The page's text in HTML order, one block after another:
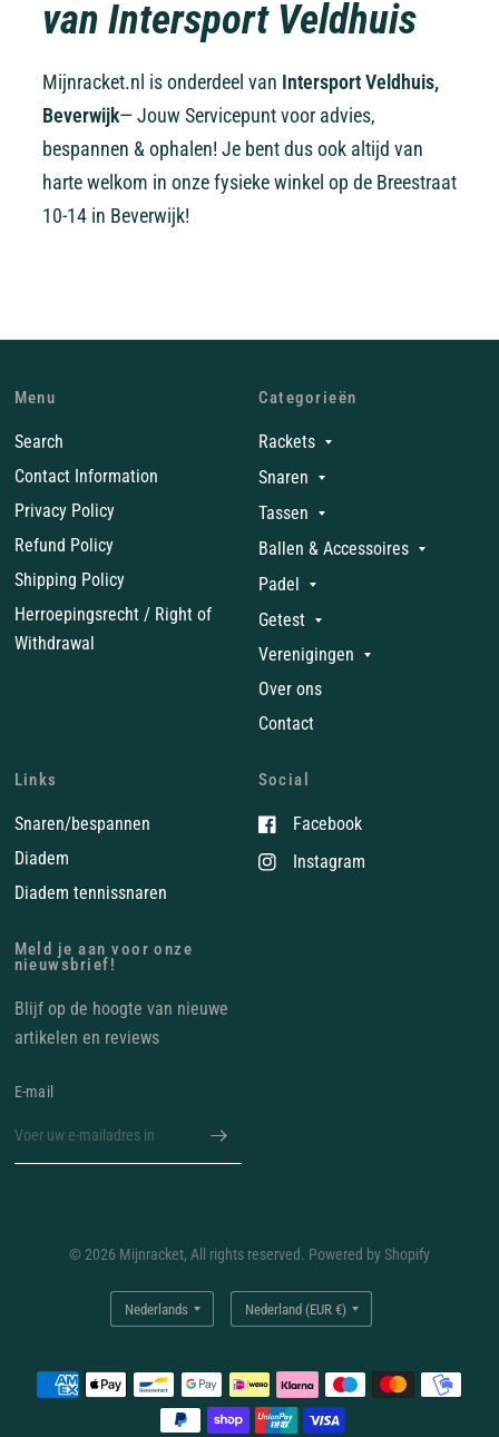
van Intersport Veldhuis
Mijnracket.nl is onderdeel van Intersport Veldhuis,
Beverwijk— Jouw Servicepunt voor advies,
bespannen & ophalen! Je bent dus ook altijd van
harte welkom in onze fysieke winkel op de Breestraat
10-14 in Beverwijk!
Menu
Search
Contact Information
Privacy Policy
Refund Policy
Shipping Policy
Herroepingsrecht / Right of
Withdrawal
Categorieën
Rackets
Snaren
Tassen
Ballen & Accessoires
Padel
Getest
Verenigingen
Over ons
Contact
Links
Snaren/bespannen
Diadem
Diadem tennissnaren
Social
Facebook
Instagram
Meld je aan voor onze
nieuwsbrief!
Blijf op de hoogte van nieuwe
artikelen en reviews
E‑mail
© 2026 Mijnracket, All rights reserved. Powered by Shopify
Land/regio
bijwerken
Land/regio
bijwerken